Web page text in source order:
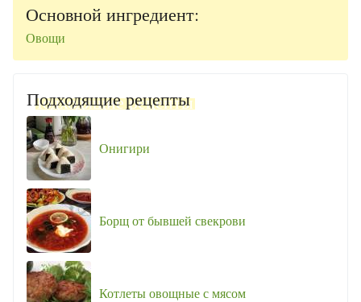
Основной ингредиент:
Овощи
Подходящие рецепты
Онигири
Борщ от бывшей свекрови
Котлеты овощные с мясом